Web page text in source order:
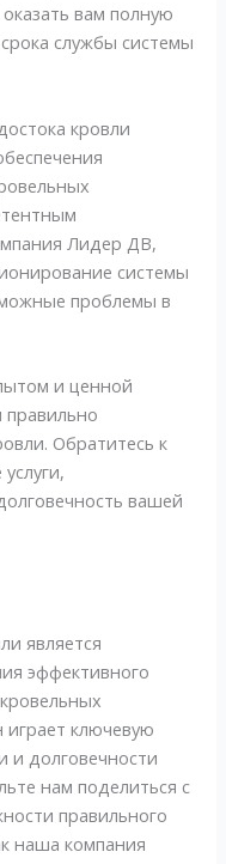
вам полную
службы системы
кровли
Лидер ДВ,
системы
проблемы в
и ценной
Обратитесь к
вашей
является
эффективного
ключевую
и долговечности
нам поделиться с
правильного
наша компания